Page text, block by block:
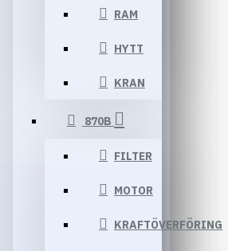
RAM
HYTT
KRAN
870B
FILTER
MOTOR
KRAFTÖVERFÖRING